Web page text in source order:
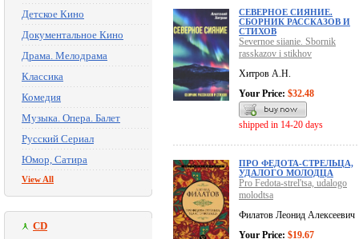
Детское Кино
Документальное Кино
Драма. Мелодрама
Классика
Комедия
Музыка. Опера. Балет
Русский Сериал
Юмор, Сатира
View All
CD
СЕВЕРНОЕ СИЯНИЕ.
СБОРНИК РАССКАЗОВ И
СТИХОВ
Severnoe siianie. Sbornik
rasskazov i stikhov
Хитров А.Н.
Your Price: $32.48
shipped in 14-20 days
ПРО ФЕДОТА-СТРЕЛЬЦА,
УДАЛОГО МОЛОДЦА
Pro Fedota-strel'tsa, udalogo
molodtsa
Филатов Леонид Алексеевич
Your Price: $19.67